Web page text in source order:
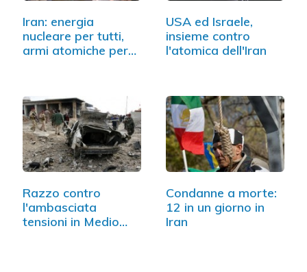
Iran: energia
nucleare per tutti,
armi atomiche per
USA ed Israele,
insieme contro
l'atomica dell'Iran
Razzo contro
l'ambasciata
tensioni in Medio
Condanne a morte:
12 in un giorno in
Iran